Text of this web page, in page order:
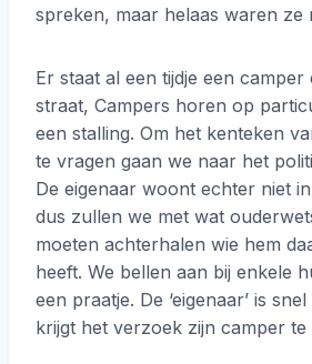
spreken, maar helaas waren ze
Er staat al een tijdje een camper
straat, Campers horen op
een stalling. Om het kenteken
te vragen gaan we naar het
De eigenaar woont echter niet
dus zullen we met wat
moeten achterhalen wie hem
heeft. We bellen aan bij enkele
een praatje. De ‘eigenaar’ is
krijgt het verzoek zijn camper te